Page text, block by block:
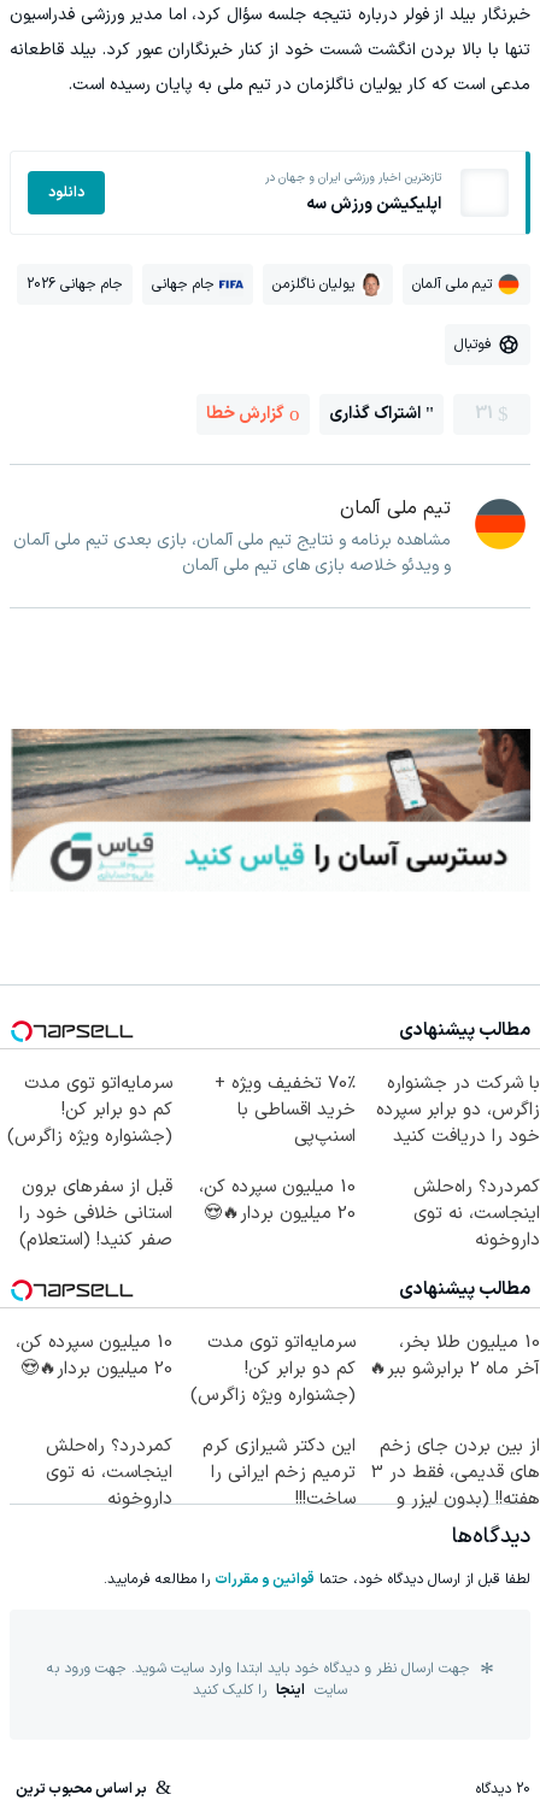
خبرنگار بیلد از فولر درباره نتیجه جلسه سؤال کرد، اما مدیر ورزشی فدراسیون
تنها با بالا بردن انگشت شست خود از کنار خبرنگاران عبور کرد. بیلد قاطعانه
مدعی است که کار یولیان ناگلزمان در تیم ملی به پایان رسیده است.
تازه‌ترین اخبار ورزشی ایران و جهان در
اپلیکیشن ورزش سه دانلود
تیم ملی آلمان یولیان ناگلزمن جام جهانی جام جهانی 2026
فوتبال
31 اشتراک گذاری گزارش خطا
تیم ملی آلمان
مشاهده برنامه و نتایج تیم ملی آلمان، بازی بعدی تیم ملی آلمان
و ویدئو خلاصه بازی های تیم ملی آلمان
مطالب پیشنهادی
با شرکت در جشنواره
زاگرس، دو برابر سپرده
خود را دریافت کنید
70٪ تخفیف ویژه +
خرید اقساطی با
اسنپ‌پی
سرمایه‌اتو توی مدت
کم دو برابر کن!
(جشنواره ویژه زاگرس)
کمردرد؟ راه‌حلش
اینجاست، نه توی
داروخونه
10 میلیون سپرده کن،
20 میلیون بردار🔥😍
قبل از سفرهای برون
استانی خلافی خود را
صفر کنید! (استعلام)
مطالب پیشنهادی
10 میلیون طلا بخر،
آخر ماه 2 برابرشو ببر🔥
سرمایه‌اتو توی مدت
کم دو برابر کن!
(جشنواره ویژه زاگرس)
10 میلیون سپرده کن،
20 میلیون بردار🔥😍
از بین بردن جای زخم
های قدیمی، فقط در 3
هفته!! (بدون لیزر و
جراحی)
این دکتر شیرازی کرم
ترمیم زخم ایرانی را
ساخت!!!
کمردرد؟ راه‌حلش
اینجاست، نه توی
داروخونه
دیدگاه‌ها
لطفا قبل از ارسال دیدگاه خود، حتما قوانین و مقررات را مطالعه فرمایید.
جهت ارسال نظر و دیدگاه خود باید ابتدا وارد سایت شوید. جهت ورود به
سایت اینجا را کلیک کنید
20 دیدگاه بر اساس محبوب ترین